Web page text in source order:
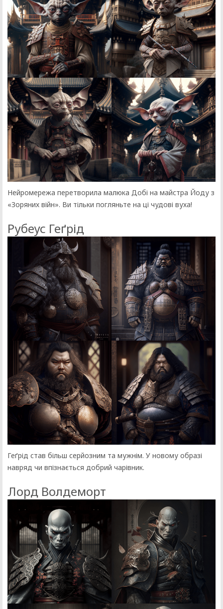
Нейромережа перетворила малюка Добі на майстра Йоду з
«Зоряних війн». Ви тільки погляньте на ці чудові вуха!
Рубеус Геґрід
Геґрід став більш серйозним та мужнім. У новому образі
навряд чи впізнається добрий чарівник.
Лорд Волдеморт